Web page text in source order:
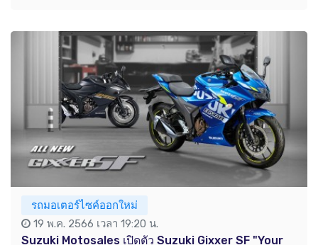
รถมอเตอร์ไซค์ออกใหม่
19 พ.ค. 2566 เวลา 19:20 น.
Suzuki Motosales เปิดตัว Suzuki Gixxer SF "Your